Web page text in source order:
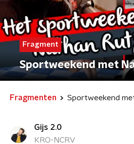
Fragment
Sportweekend met
Fragmenten Sportweekend
Gijs 2.0
KRO-NCRV